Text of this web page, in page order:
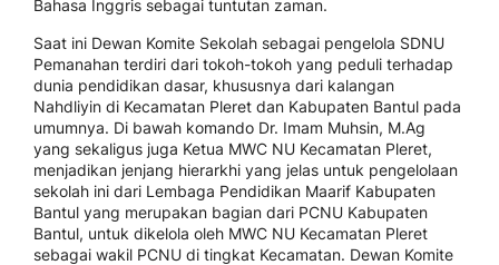
Bahasa Inggris sebagai tuntutan zaman.
Saat ini Dewan Komite Sekolah sebagai pengelola SDNU
Pemanahan terdiri dari tokoh-tokoh yang peduli terhadap
dunia pendidikan dasar, khususnya dari kalangan
Nahdliyin di Kecamatan Pleret dan Kabupaten Bantul pada
umumnya. Di bawah komando Dr. Imam Muhsin, M.Ag
yang sekaligus juga Ketua MWC NU Kecamatan Pleret,
menjadikan jenjang hierarkhi yang jelas untuk pengelolaan
sekolah ini dari Lembaga Pendidikan Maarif Kabupaten
Bantul yang merupakan bagian dari PCNU Kabupaten
Bantul, untuk dikelola oleh MWC NU Kecamatan Pleret
sebagai wakil PCNU di tingkat Kecamatan. Dewan Komite